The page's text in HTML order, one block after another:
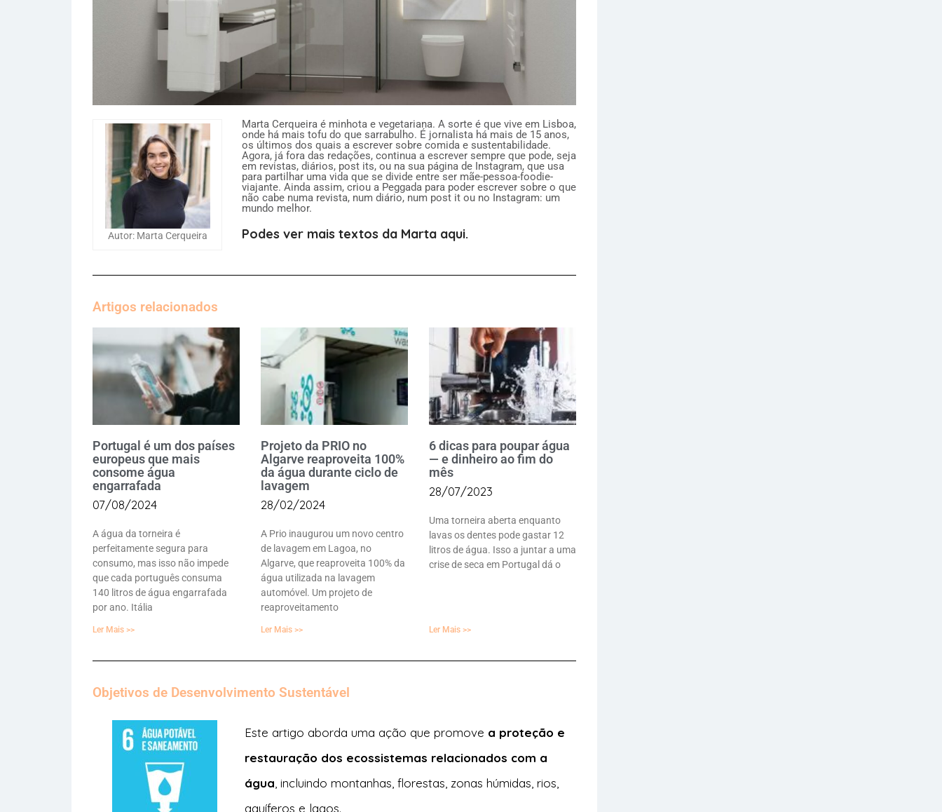
Autor: Marta Cerqueira
Marta Cerqueira é minhota e vegetariana. A sorte é que vive em Lisboa,
onde há mais tofu do que sarrabulho. É jornalista há mais de 15 anos,
os últimos dos quais a escrever sobre comida e sustentabilidade.
Agora, já fora das redações, continua a escrever sempre que pode, seja
em revistas, diários, post its, ou na sua página de Instagram, que usa
para partilhar uma vida que se divide entre ser mãe-pessoa-foodie-
viajante. Ainda assim, criou a Peggada para poder escrever sobre o que
não cabe numa revista, num diário, num post it ou no Instagram: um
mundo melhor.
Podes ver mais textos da Marta aqui.
Artigos relacionados
Portugal é um dos países
europeus que mais
consome água
engarrafada
07/08/2024
A água da torneira é
perfeitamente segura para
consumo, mas isso não impede
que cada português consuma
140 litros de água engarrafada
por ano. Itália
Ler Mais >>
Projeto da PRIO no
Algarve reaproveita 100%
da água durante ciclo de
lavagem
28/02/2024
A Prio inaugurou um novo centro
de lavagem em Lagoa, no
Algarve, que reaproveita 100% da
água utilizada na lavagem
automóvel. Um projeto de
reaproveitamento
Ler Mais >>
6 dicas para poupar água
— e dinheiro ao fim do
mês
28/07/2023
Uma torneira aberta enquanto
lavas os dentes pode gastar 12
litros de água. Isso a juntar a uma
crise de seca em Portugal dá o
Ler Mais >>
Objetivos de Desenvolvimento Sustentável
Este artigo aborda uma ação que promove a proteção e
restauração dos ecossistemas relacionados com a
água , incluindo montanhas, florestas, zonas húmidas, rios,
aquíferos e lagos.